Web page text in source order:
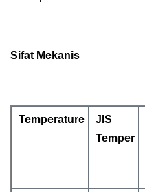
Sifat Mekanis
Temperature
JIS
Temper